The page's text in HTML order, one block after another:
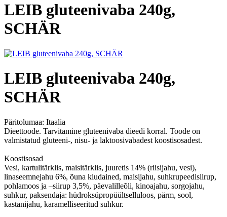
LEIB gluteenivaba 240g,
SCHÄR
LEIB gluteenivaba 240g,
SCHÄR
Päritolumaa: Itaalia
Dieettoode. Tarvitamine gluteenivaba dieedi korral. Toode on
valmistatud gluteeni-, nisu- ja laktoosivabadest koostisosadest.
Koostisosad
Vesi, kartulitärklis, maisitärklis, juuretis 14% (riisijahu, vesi),
linaseemnejahu 6%, õuna kiudained, maisijahu, suhkrupeedisiirup,
pohlamoos ja –siirup 3,5%, päevalilleõli, kinoajahu, sorgojahu,
suhkur, paksendaja: hüdroksüpropüültselluloos, pärm, sool,
kastanijahu, karamelliseeritud suhkur.